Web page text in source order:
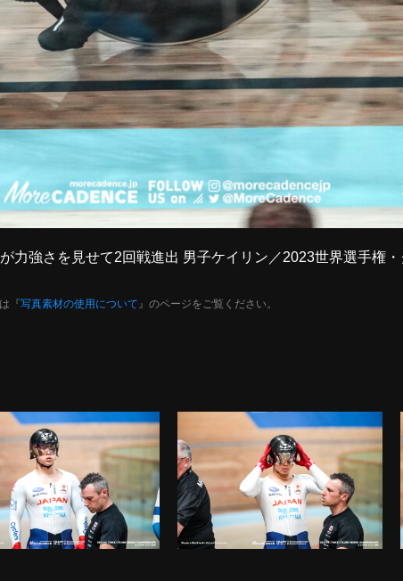
力強さを見せて2回戦進出 男子ケイリン／2023世界選手権
『写真素材の使用について 』のページをご覧ください。